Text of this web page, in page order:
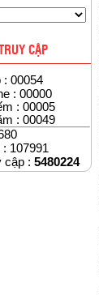
CẬP
00054
: 00000
: 00005
: 00049
107991
cập : 5480224